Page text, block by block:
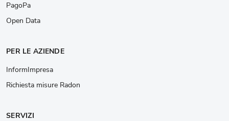
PagoPa
Open Data
PER LE AZIENDE
InformImpresa
Richiesta misure Radon
SERVIZI